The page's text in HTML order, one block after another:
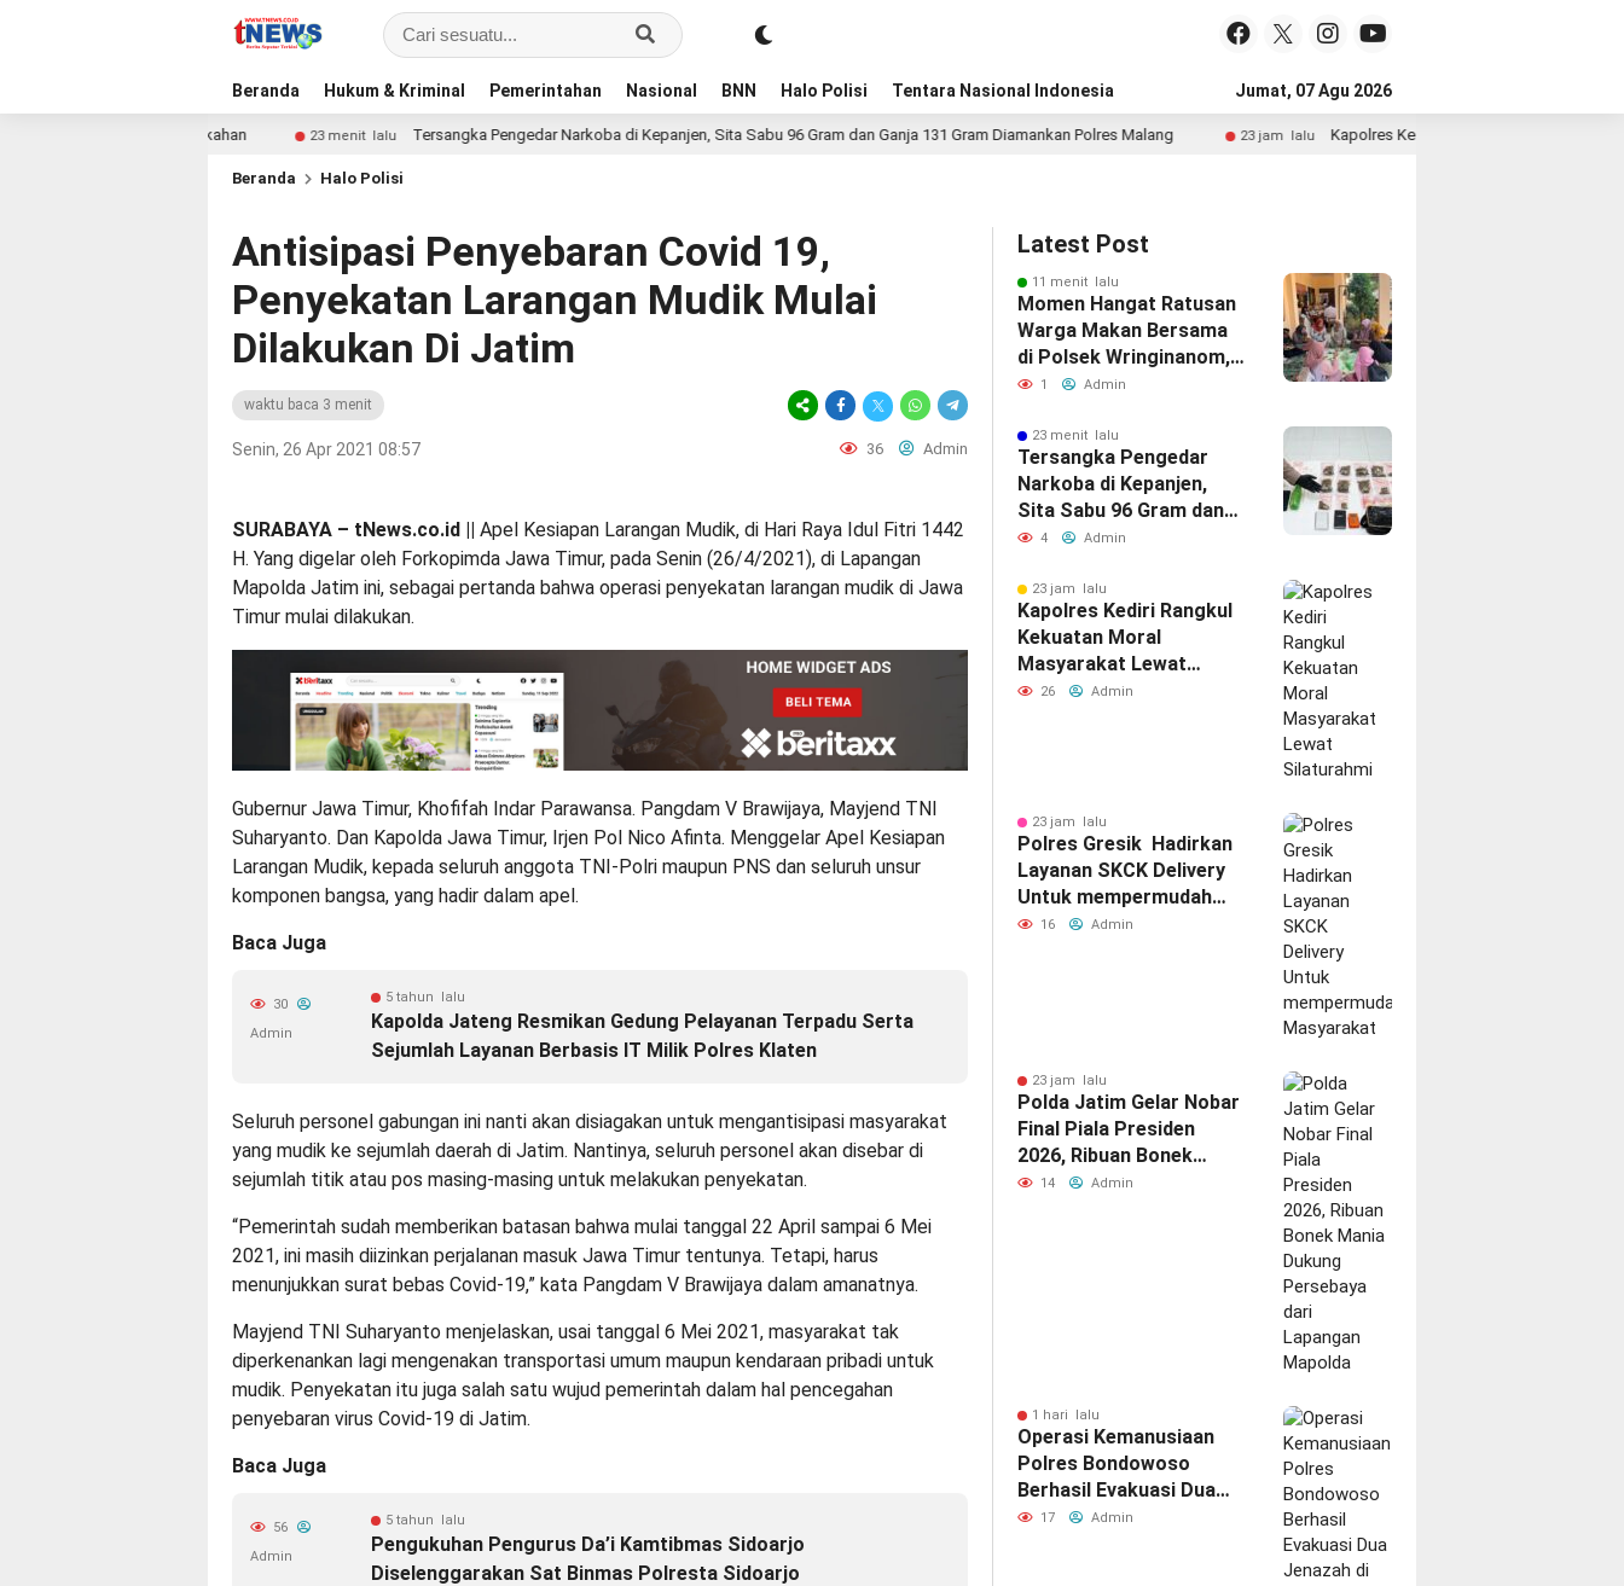
Beranda Hukum & Kriminal Pemerintahan Nasional BNN Halo Polisi Tentara Nasional Indonesia Jumat, 07 Agu 2026
23 menit lalu Tersangka Pengedar Narkoba di Kepanjen, Sita Sabu 96 Gram dan Ganja 131 Gram Diamankan Polres Malang 23 jam lalu Kapolres Kediri Rangkul Kekuatan Moral Masyarakat
Beranda Halo Polisi
Antisipasi Penyebaran Covid 19,
Penyekatan Larangan Mudik Mulai
Dilakukan Di Jatim
waktu baca 3 menit
Senin, 26 Apr 2021 08:57 36 Admin
SURABAYA – tNews.co.id || Apel Kesiapan Larangan Mudik, di Hari Raya Idul Fitri 1442
H. Yang digelar oleh Forkopimda Jawa Timur, pada Senin (26/4/2021), di Lapangan
Mapolda Jatim ini, sebagai pertanda bahwa operasi penyekatan larangan mudik di Jawa
Timur mulai dilakukan.
Gubernur Jawa Timur, Khofifah Indar Parawansa. Pangdam V Brawijaya, Mayjend TNI
Suharyanto. Dan Kapolda Jawa Timur, Irjen Pol Nico Afinta. Menggelar Apel Kesiapan
Larangan Mudik, kepada seluruh anggota TNI-Polri maupun PNS dan seluruh unsur
komponen bangsa, yang hadir dalam apel.
Baca Juga
5 tahun lalu
Kapolda Jateng Resmikan Gedung Pelayanan Terpadu Serta
Sejumlah Layanan Berbasis IT Milik Polres Klaten
30
Admin
Seluruh personel gabungan ini nanti akan disiagakan untuk mengantisipasi masyarakat
yang mudik ke sejumlah daerah di Jatim. Nantinya, seluruh personel akan disebar di
sejumlah titik atau pos masing-masing untuk melakukan penyekatan.
“Pemerintah sudah memberikan batasan bahwa mulai tanggal 22 April sampai 6 Mei
2021, ini masih diizinkan perjalanan masuk Jawa Timur tentunya. Tetapi, harus
menunjukkan surat bebas Covid-19,” kata Pangdam V Brawijaya dalam amanatnya.
Mayjend TNI Suharyanto menjelaskan, usai tanggal 6 Mei 2021, masyarakat tak
diperkenankan lagi mengenakan transportasi umum maupun kendaraan pribadi untuk
mudik. Penyekatan itu juga salah satu wujud pemerintah dalam hal pencegahan
penyebaran virus Covid-19 di Jatim.
Baca Juga
5 tahun lalu
Pengukuhan Pengurus Da’i Kamtibmas Sidoarjo
Diselenggarakan Sat Binmas Polresta Sidoarjo
56
Admin
Latest Post
11 menit lalu
Momen Hangat Ratusan
Warga Makan Bersama
di Polsek Wringinanom,
Pererat Silaturahmi dan
1 Admin
23 menit lalu
Tersangka Pengedar
Narkoba di Kepanjen,
Sita Sabu 96 Gram dan
Ganja 131 Gram
Malang
4 Admin
23 jam lalu
Kapolres Kediri Rangkul
Kekuatan Moral
Masyarakat Lewat
Silaturahmi
26 Admin
23 jam lalu
Polres Gresik Hadirkan
Layanan SKCK Delivery
Untuk mempermudah
Masyarakat
16 Admin
23 jam lalu
Polda Jatim Gelar Nobar
Final Piala Presiden
2026, Ribuan Bonek
Mania Dukung Persebaya
14 Admin
1 hari lalu
Operasi Kemanusiaan
Polres Bondowoso
Berhasil Evakuasi Dua
Jenazah di Gunung
17 Admin